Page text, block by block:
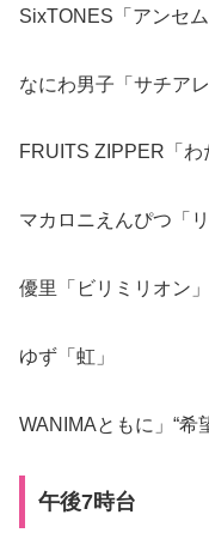
SixTONES「アンセ
なにわ男子「サチアレ
FRUITS ZIPPER「わ
マカロニえんぴつ「
優里「ビリミリオン」
ゆず「虹」
WANIMAともに」“希
午後7時台